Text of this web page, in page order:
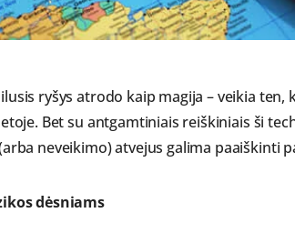
ryšys atrodo kaip magija – veikia
Bet su antgamtiniais reiškiniais ši
neveikimo) atvejus galima paaiškinti
dėsniams